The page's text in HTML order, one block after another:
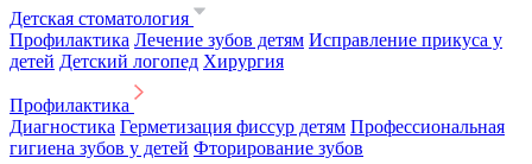
Детская стоматология
Профилактика Лечение зубов детям Исправление прикуса у
детей Детский логопед Хирургия
Профилактика
Диагностика Герметизация фиссур детям Профессиональная
гигиена зубов у детей Фторирование зубов